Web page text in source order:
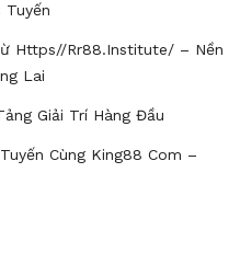
Tuyến
Https//rr88.institute/ – Nền
Lai
Giải Trí Hàng Đầu
Cùng King88 Com –